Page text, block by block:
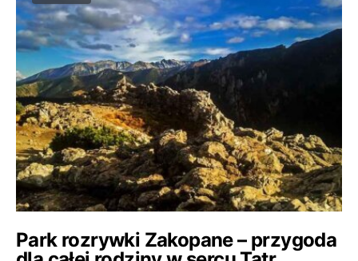
Park rozrywki Zakopane – przygoda